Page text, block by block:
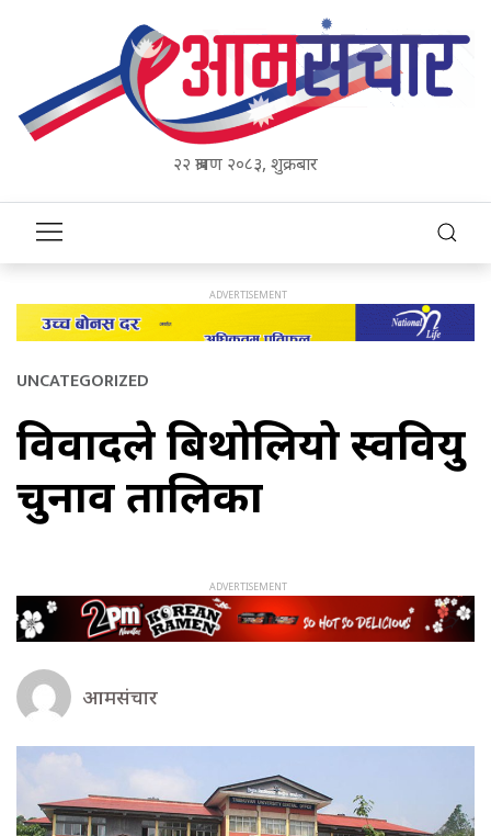
२२ श्रावण २०८३, शुक्रबार
UNCATEGORIZED
विवादले बिथोलियो स्ववियु
चुनाव तालिका
आमसंचार